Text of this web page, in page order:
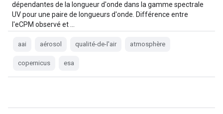
dépendantes de la longueur d'onde dans la gamme spectrale
UV pour une paire de longueurs d'onde. Différence entre
l'eCPM observé et …
aai aérosol qualité-de-l'air atmosphère
copernicus esa